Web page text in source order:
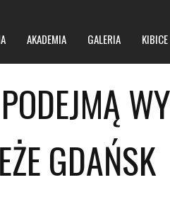
O hali
Regulamin
AKADEMIA GALERIA KIBICE
GDAŃSK